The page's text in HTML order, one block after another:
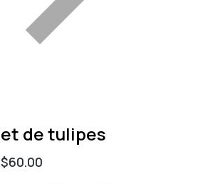
de tulipes
$60.00